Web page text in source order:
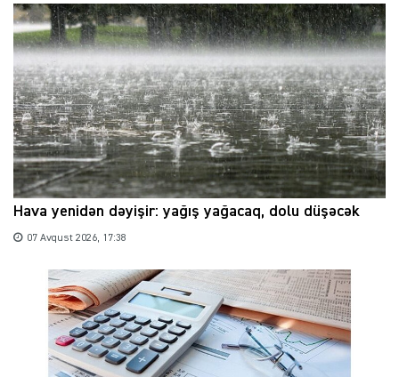
Hava yenidən dəyişir: yağış yağacaq, dolu düşəcək
07 Avqust 2026, 17:38